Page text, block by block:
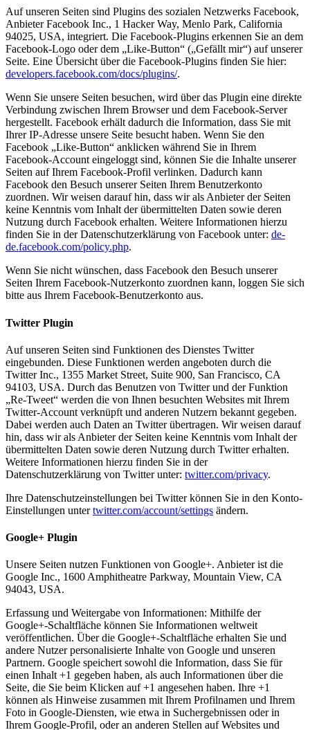
Auf unseren Seiten sind Plugins des sozialen Netzwerks Facebook,
Anbieter Facebook Inc., 1 Hacker Way, Menlo Park, California
94025, USA, integriert. Die Facebook-Plugins erkennen Sie an dem
Facebook-Logo oder dem „Like-Button“ („Gefällt mir“) auf unserer
Seite. Eine Übersicht über die Facebook-Plugins finden Sie hier:
developers.facebook.com/docs/plugins/.
Wenn Sie unsere Seiten besuchen, wird über das Plugin eine direkte
Verbindung zwischen Ihrem Browser und dem Facebook-Server
hergestellt. Facebook erhält dadurch die Information, dass Sie mit
Ihrer IP-Adresse unsere Seite besucht haben. Wenn Sie den
Facebook „Like-Button“ anklicken während Sie in Ihrem
Facebook-Account eingeloggt sind, können Sie die Inhalte unserer
Seiten auf Ihrem Facebook-Profil verlinken. Dadurch kann
Facebook den Besuch unserer Seiten Ihrem Benutzerkonto
zuordnen. Wir weisen darauf hin, dass wir als Anbieter der Seiten
keine Kenntnis vom Inhalt der übermittelten Daten sowie deren
Nutzung durch Facebook erhalten. Weitere Informationen hierzu
finden Sie in der Datenschutzerklärung von Facebook unter: de-
de.facebook.com/policy.php.
Wenn Sie nicht wünschen, dass Facebook den Besuch unserer
Seiten Ihrem Facebook-Nutzerkonto zuordnen kann, loggen Sie sich
bitte aus Ihrem Facebook-Benutzerkonto aus.
Twitter Plugin
Auf unseren Seiten sind Funktionen des Dienstes Twitter
eingebunden. Diese Funktionen werden angeboten durch die
Twitter Inc., 1355 Market Street, Suite 900, San Francisco, CA
94103, USA. Durch das Benutzen von Twitter und der Funktion
„Re-Tweet“ werden die von Ihnen besuchten Websites mit Ihrem
Twitter-Account verknüpft und anderen Nutzern bekannt gegeben.
Dabei werden auch Daten an Twitter übertragen. Wir weisen darauf
hin, dass wir als Anbieter der Seiten keine Kenntnis vom Inhalt der
übermittelten Daten sowie deren Nutzung durch Twitter erhalten.
Weitere Informationen hierzu finden Sie in der
Datenschutzerklärung von Twitter unter: twitter.com/privacy.
Ihre Datenschutzeinstellungen bei Twitter können Sie in den Konto-
Einstellungen untertwitter.com/account/settings ändern.
Google+ Plugin
Unsere Seiten nutzen Funktionen von Google+. Anbieter ist die
Google Inc., 1600 Amphitheatre Parkway, Mountain View, CA
94043, USA.
Erfassung und Weitergabe von Informationen: Mithilfe der
Google+-Schaltfläche können Sie Informationen weltweit
veröffentlichen. Über die Google+-Schaltfläche erhalten Sie und
andere Nutzer personalisierte Inhalte von Google und unseren
Partnern. Google speichert sowohl die Information, dass Sie für
einen Inhalt +1 gegeben haben, als auch Informationen über die
Seite, die Sie beim Klicken auf +1 angesehen haben. Ihre +1
können als Hinweise zusammen mit Ihrem Profilnamen und Ihrem
Foto in Google-Diensten, wie etwa in Suchergebnissen oder in
Ihrem Google-Profil, oder an anderen Stellen auf Websites und